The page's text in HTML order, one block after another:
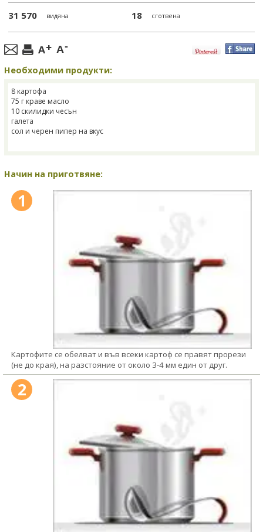
31 570 видяна 18 сготвена
Необходими продукти:
8 картофа
75 г краве масло
10 скилидки чесън
галета
сол и черен пипер на вкус
Начин на приготвяне:
1
Картофите се обелват и във всеки картоф се правят прорези
(не до края), на разстояние от около 3-4 мм един от друг.
2